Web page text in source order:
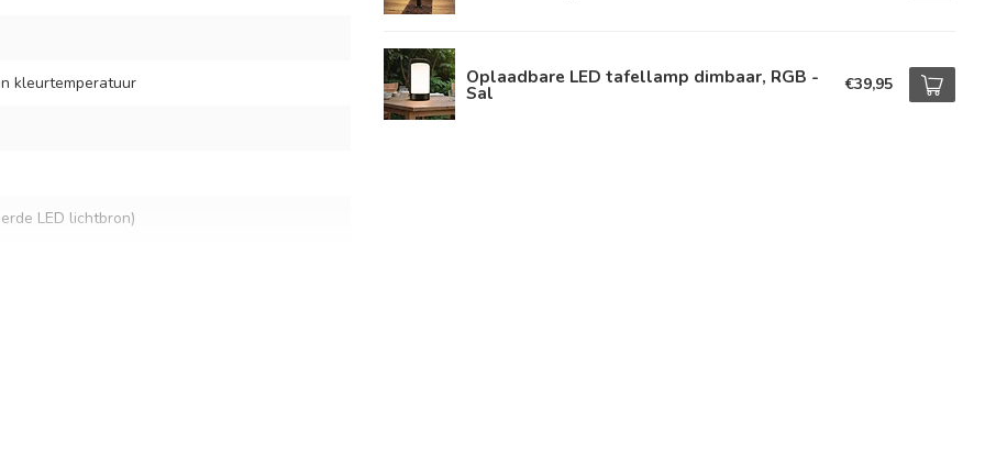
kleurtemperatuur
LED lichtbron)
Oplaadbare LED tafellamp dimbaar, RGB -
Sal €39,95